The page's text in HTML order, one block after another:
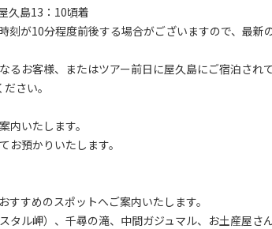
久島13：10頃着
刻が10分程度前後する場合がございますので、最新
るお客様、またはツアー前日に屋久島にご宿泊され
さい。
内いたします。
お預かりいたします。
すすめのスポットへご案内いたします。
タル岬）、千尋の滝、中間ガジュマル、お土産屋さ